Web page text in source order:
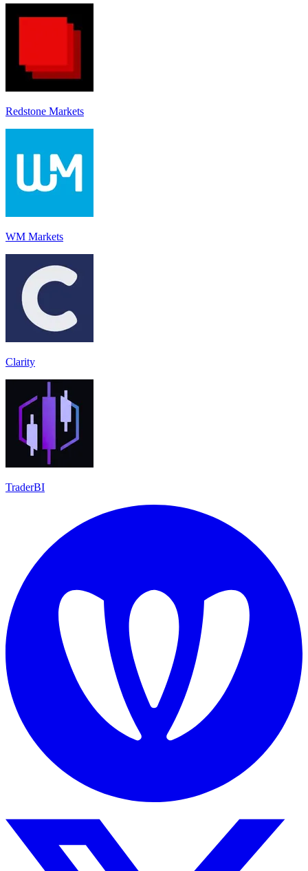
Redstone Markets
WM Markets
Clarity
TraderBI